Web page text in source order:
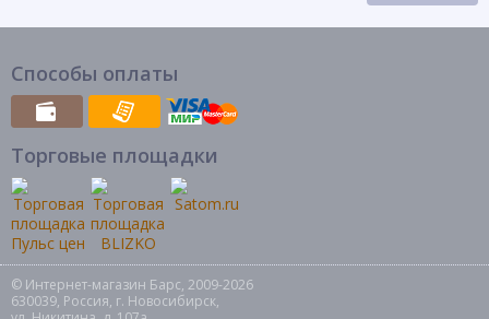
Способы оплаты
Торговые площадки
© Интернет-магазин Барс, 2009-2026
630039, Россия, г. Новосибирск,